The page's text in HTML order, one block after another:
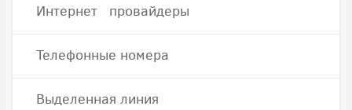
Интернет провайдеры
Телефонные номера
Выделенная линия